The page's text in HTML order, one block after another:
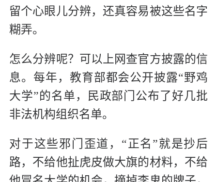
留个心眼儿分辨，还真容易被这些名字
糊弄。
怎么分辨呢？可以上网查官方披露的信
息。每年，教育部都会公开披露“野鸡
大学”的名单，民政部门公布了好几批
非法机构组织名单。
对于这些邪门歪道，“正名”就是抄后
路，不给他扯虎皮做大旗的材料，不给